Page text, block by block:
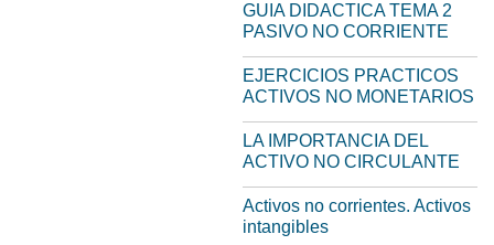
GUIA DIDACTICA TEMA 2
PASIVO NO CORRIENTE
EJERCICIOS PRACTICOS
ACTIVOS NO MONETARIOS
LA IMPORTANCIA DEL
ACTIVO NO CIRCULANTE
Activos no corrientes. Activos
intangibles